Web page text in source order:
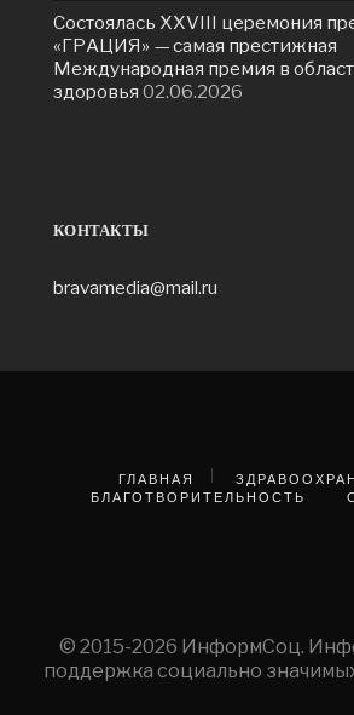
Состоялась ХXVIII церемония
«ГРАЦИЯ» — самая престижная
Международная премия в
здоровья 02.06.2026
КОНТАКТЫ
bravamedia@mail.ru
ГЛАВНАЯ
БЛАГОТВОРИТЕЛЬНОСТЬ
© 2015-2026 ИнформСоц.
поддержка социально